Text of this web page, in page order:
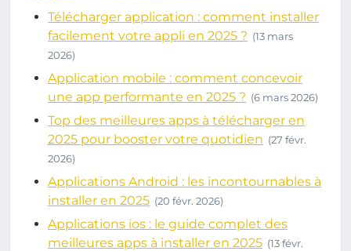
Télécharger application : comment installer
facilement votre appli en 2025 ? (13 mars
2026)
Application mobile : comment concevoir
une app performante en 2025 ? (6 mars 2026)
Top des meilleures apps à télécharger en
2025 pour booster votre quotidien (27 févr.
2026)
Applications Android : les incontournables à
installer en 2025 (20 févr. 2026)
Applications ios : le guide complet des
meilleures apps à installer en 2025 (13 févr.